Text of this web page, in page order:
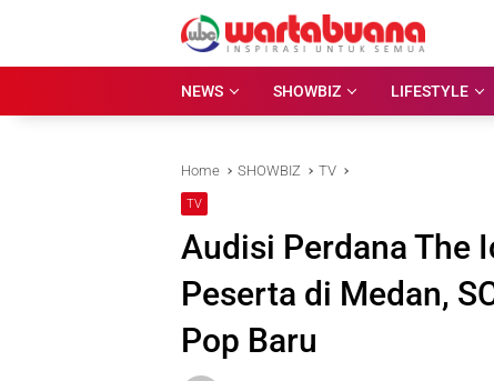
NEWS
SHOWBIZ LIFESTYLE
Home SHOWBIZ TV
TV
Audisi Perdana The
Peserta di Medan,
Pop Baru